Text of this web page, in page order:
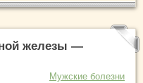
железы —
Мужские болезни